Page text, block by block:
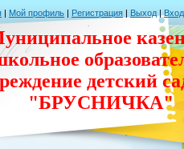
| Мой профиль | Регистрация | Выход | Вход
детский
"БРУСНИЧКА"